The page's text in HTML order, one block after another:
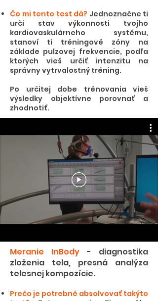
Čo mi tento test dá? Jednoznačne ti
určí stav výkonnosti tvojho
kardiovaskulárneho systému,
stanoví ti tréningové zóny na
základe pulzovej frekvencie, podľa
ktorých vieš určiť intenzitu na
správny vytrvalostný tréning.
Po určitej dobe trénovania vieš
výsledky objektívne porovnať a
zhodnotiť.
Meranie InBody - diagnostika
zloženia tela, presná analýza
telesnej kompozície.
Prečo je potrebné absolvovať takýto